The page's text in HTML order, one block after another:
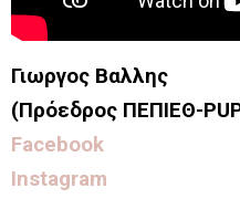
Γιωργος Βαλλης
(Πρόεδρος ΠΕΠΙΕΘ-
Facebook
Instagram